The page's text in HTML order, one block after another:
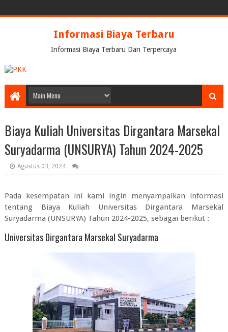
Informasi Biaya Terbaru
Informasi Biaya Terbaru Dan Terpercaya
Biaya Kuliah Universitas Dirgantara Marsekal
Suryadarma (UNSURYA) Tahun 2024-2025
Agustus 03, 2024
Pada kesempatan ini kami ingin menyampaikan informasi
tentang Biaya Kuliah Universitas Dirgantara Marsekal
Suryadarma (UNSURYA) Tahun 2024-2025, sebagai berikut :
Universitas Dirgantara Marsekal Suryadarma